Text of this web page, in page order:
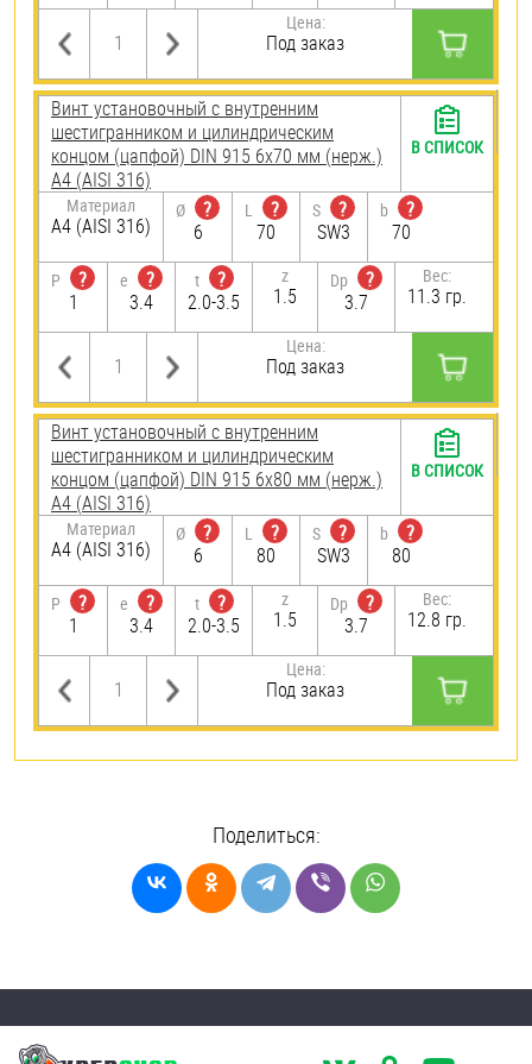
Цена:
Под заказ
Винт установочный с внутренним
шестигранником и цилиндрическим
концом (цапфой) DIN 915 6х70 мм (нерж.)
A4 (AISI 316)
Материал
A4 (AISI 316)
Ø
?
6
L
?
70
S
?
SW3
b
?
70
P
?
1
e
?
3.4
t
?
2.0-3.5
z
1.5
Dp
?
3.7
Вес:
11.3 гр.
Цена:
Под заказ
В СПИСОК
Винт установочный с внутренним
шестигранником и цилиндрическим
концом (цапфой) DIN 915 6х80 мм (нерж.)
A4 (AISI 316)
Материал
A4 (AISI 316)
Ø
?
6
L
?
80
S
?
SW3
b
?
80
P
?
1
e
?
3.4
t
?
2.0-3.5
z
1.5
Dp
?
3.7
Вес:
12.8 гр.
Цена:
Под заказ
В СПИСОК
Поделиться: